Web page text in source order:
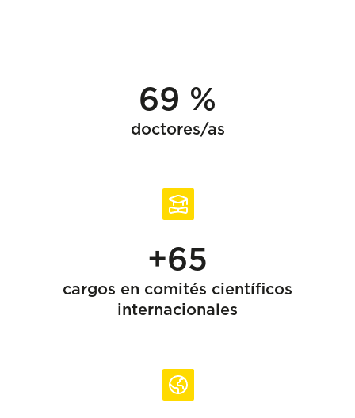
69 %
doctores/as
+65
cargos en comités científicos
internacionales